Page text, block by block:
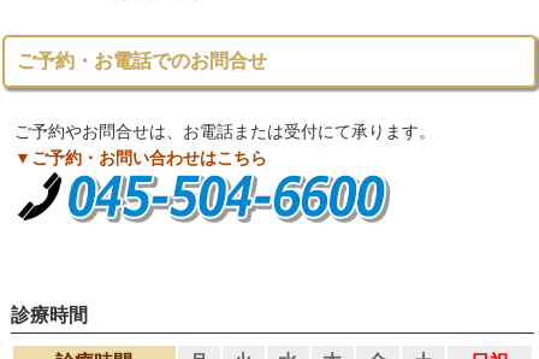
ご予約・お電話でのお問合せ
ご予約やお問合せは、お電話または受付にて承ります。
▼ご予約・お問い合わせはこちら
診療時間